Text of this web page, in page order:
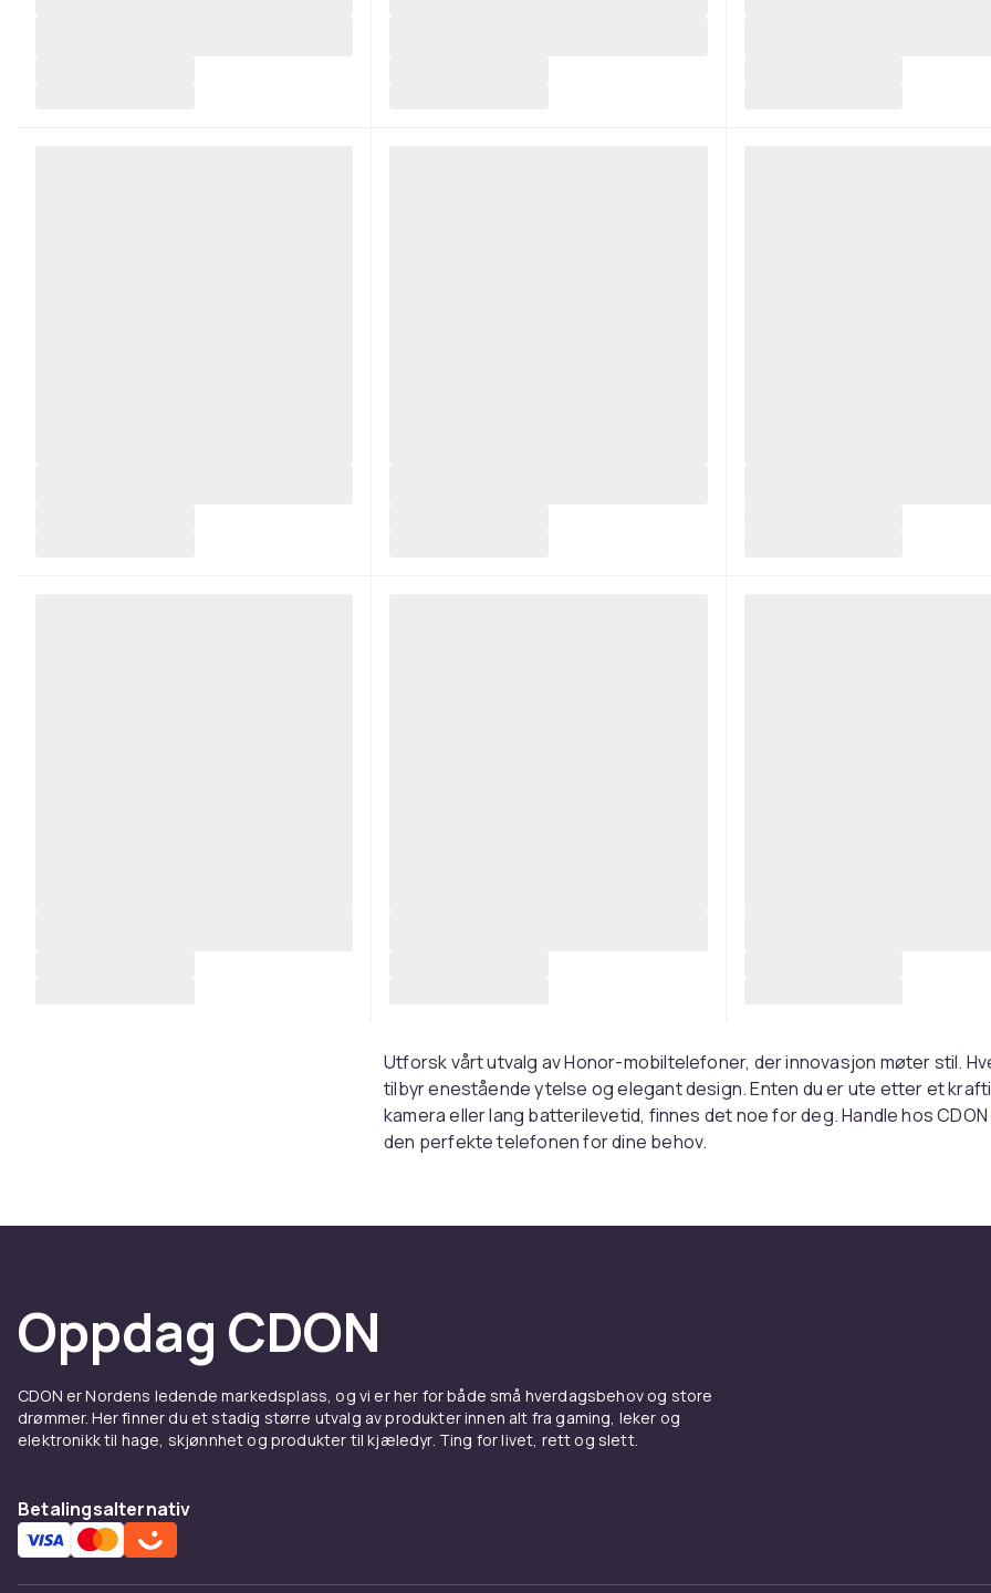
Utforsk vårt utvalg av Honor-mobiltelefoner, der innovasjon møter stil.
tilbyr enestående ytelse og elegant design. Enten du er ute etter et
kamera eller lang batterilevetid, finnes det noe for deg. Handle hos
den perfekte telefonen for dine behov.
Oppdag CDON
CDON er Nordens ledende markedsplass, og vi er her for både små hverdagsbehov og store
drømmer. Her finner du et stadig større utvalg av produkter innen alt fra gaming, leker og
elektronikk til hage, skjønnhet og produkter til kjæledyr. Ting for livet, rett og slett.
Betalingsalternativ